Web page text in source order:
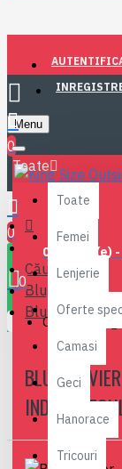
Menu
0
0
0 produs(e) -
0
Coșul este
Toate
Toate
Femei
Lenjerie
Oferte
Camasi
Geci
Hanorace
Tricouri
Căutare
Blugi
Blugi Javier
BLUGI
INDIGO